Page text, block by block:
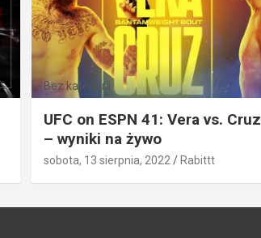
Bez kategorii
UFC on ESPN 41: Vera vs. Cruz
– wyniki na żywo
sobota, 13 sierpnia, 2022 Rabittt